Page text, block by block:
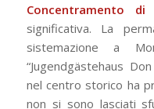
Concentramento di
significativa. La
sistemazione a
“Jugendgästehaus
nel centro storico ha
non si sono lasciati